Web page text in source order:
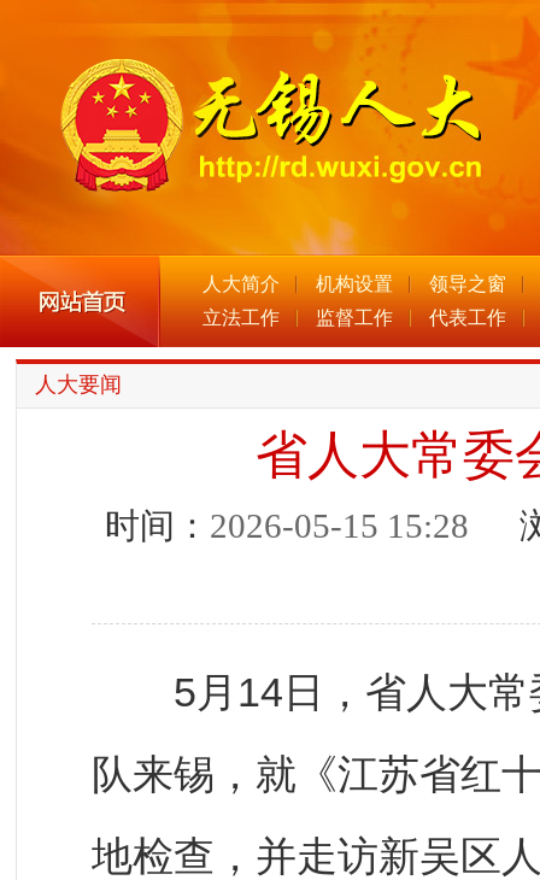
人大简介 机构设置
领导之窗
立法工作
监督工作 代表工作
人大要闻
省人大常委
时间： 2026-05-15 15:28 浏
5月14日，省人大常
队来锡，就《江苏省红
地检查，并走访新吴区